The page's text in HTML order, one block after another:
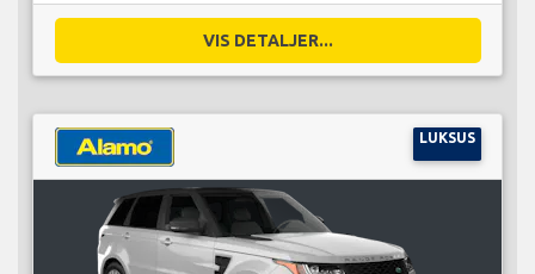
VIS DETALJER...
LUKSUS